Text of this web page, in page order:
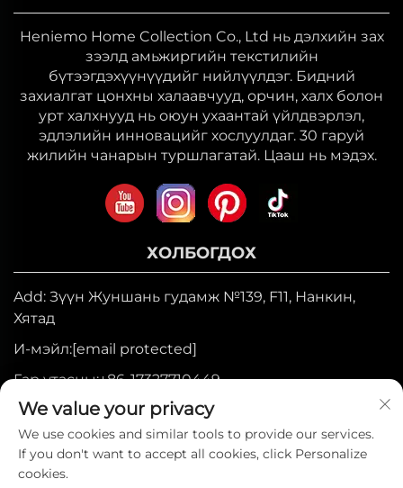
Heniemo Home Collection Co., Ltd нь дэлхийн зах
зээлд амьжиргийн текстилийн
бүтээгдэхүүнүүдийг нийлүүлдэг. Бидний
захиалгат цонхны халаавчууд, орчин, халх болон
урт халхнууд нь оюун ухаантай үйлдвэрлэл,
эдлэлийн инновацийг хослуулдаг. 30 гаруй
жилийн чанарын туршлагатай. Цааш нь мэдэх.
ХОЛБОГДОХ
Add: Зүүн Жуншань гудамж №139, F11, Нанкин,
Хятад
И-мэйл:[email protected]
Гар утасны:+86-17327710449
Утас: +86-025-84573776
Бүх эрх хуулиар хамгаалагдсан © 2025
We value your privacy
We use cookies and similar tools to provide our services.
If you don't want to accept all cookies, click Personalize
cookies.